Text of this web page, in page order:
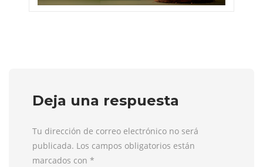
Deja una respuesta
Tu dirección de correo electrónico no será
publicada. Los campos obligatorios están
marcados con *